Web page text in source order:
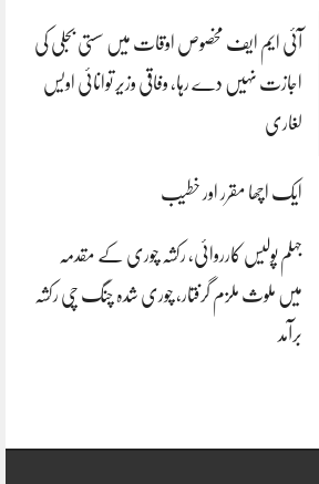
آئی ایم ایف مخصوص اوقات میں سستی بجلی کی
اجازت نہیں دے رہا، وفاقی وزیر توانائی اویس
لغاری
ایک اچھا مقرر اور خطیب
جہلم پولیس کارروائی، رکشہ چوری کے مقدمہ
میں ملوث ملزم گرفتار، چوری شدہ چنگ چی رکشہ
برآمد